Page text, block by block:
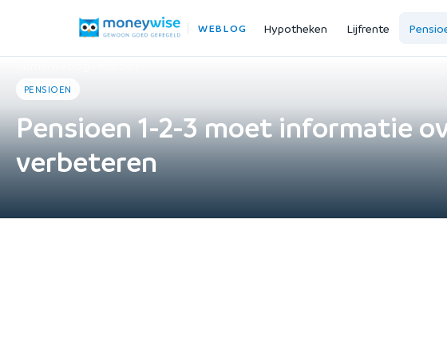
WEBLOG Hypotheken Lijfrente
PENSIOEN
Pensioen 1-2-3 moet informatie
verbeteren